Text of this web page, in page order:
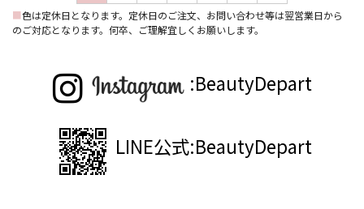
■色は定休日となります。定休日のご注文、お問い合わせ等は翌営業日から
のご対応となります。何卒、ご理解宜しくお願いします。
:BeautyDepart
LINE公式:BeautyDepart